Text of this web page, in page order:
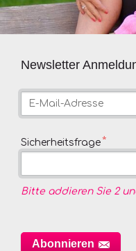
Newsletter
E-
Mail-
Pflichtfeld
Sicherheitsfrage*
Bitte addieren Sie 2
Abonnieren